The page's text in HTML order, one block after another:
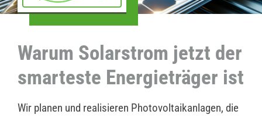
Warum Solarstrom jetzt der
smarteste Energieträger ist
Wir planen und realisieren Photovoltaikanlagen, die